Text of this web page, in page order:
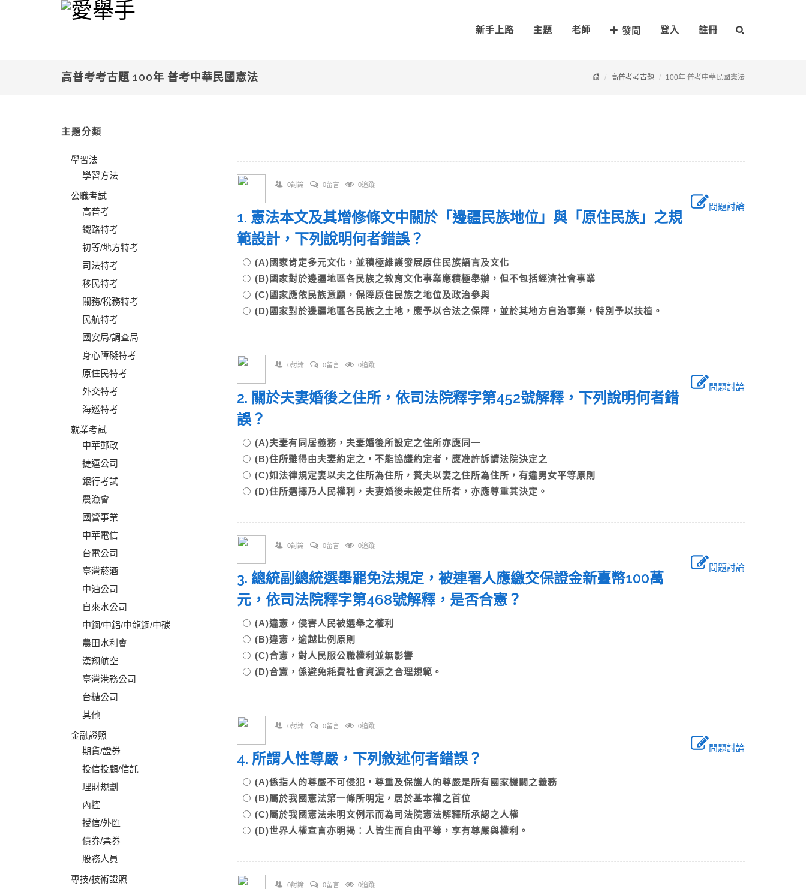
新手上路 主題 老師 發問 登入 註冊
高普考考古題 100年 普考中華民國憲法 高普考考古題 100年 普考中華民國憲法
主題分類
學習法
學習方法
公職考試
高普考
鐵路特考
初等/地方特考
司法特考
移民特考
關務/稅務特考
民航特考
國安局/調查局
身心障礙特考
原住民特考
外交特考
海巡特考
就業考試
中華郵政
捷運公司
銀行考試
農漁會
國營事業
中華電信
台電公司
臺灣菸酒
中油公司
自來水公司
中鋼/中鋁/中龍鋼/中碳
農田水利會
漢翔航空
臺灣港務公司
台糖公司
其他
金融證照
期貨/證券
投信投顧/信託
理財規劃
內控
授信/外匯
債券/票券
股務人員
專技/技術證照
0討論 0留言 0追蹤
問題討論
1. 憲法本文及其增修條文中關於「邊疆民族地位」與「原住民族」之規
範設計，下列說明何者錯誤？
(A)國家肯定多元文化，並積極維護發展原住民族語言及文化
(B)國家對於邊疆地區各民族之教育文化事業應積極舉辦，但不包括經濟社會事業
(C)國家應依民族意願，保障原住民族之地位及政治參與
(D)國家對於邊疆地區各民族之土地，應予以合法之保障，並於其地方自治事業，特別予以扶植。
0討論 0留言 0追蹤
問題討論
2. 關於夫妻婚後之住所，依司法院釋字第452號解釋，下列說明何者錯
誤？
(A)夫妻有同居義務，夫妻婚後所設定之住所亦應同一
(B)住所雖得由夫妻約定之，不能協議約定者，應准許訴請法院決定之
(C)如法律規定妻以夫之住所為住所，贅夫以妻之住所為住所，有違男女平等原則
(D)住所選擇乃人民權利，夫妻婚後未設定住所者，亦應尊重其決定。
0討論 0留言 0追蹤
問題討論
3. 總統副總統選舉罷免法規定，被連署人應繳交保證金新臺幣100萬
元，依司法院釋字第468號解釋，是否合憲？
(A)違憲，侵害人民被選舉之權利
(B)違憲，逾越比例原則
(C)合憲，對人民服公職權利並無影響
(D)合憲，係避免耗費社會資源之合理規範。
0討論 0留言 0追蹤
問題討論
4. 所謂人性尊嚴，下列敘述何者錯誤？
(A)係指人的尊嚴不可侵犯，尊重及保護人的尊嚴是所有國家機關之義務
(B)屬於我國憲法第一條所明定，居於基本權之首位
(C)屬於我國憲法未明文例示而為司法院憲法解釋所承認之人權
(D)世界人權宣言亦明揭：人皆生而自由平等，享有尊嚴與權利。
0討論 0留言 0追蹤